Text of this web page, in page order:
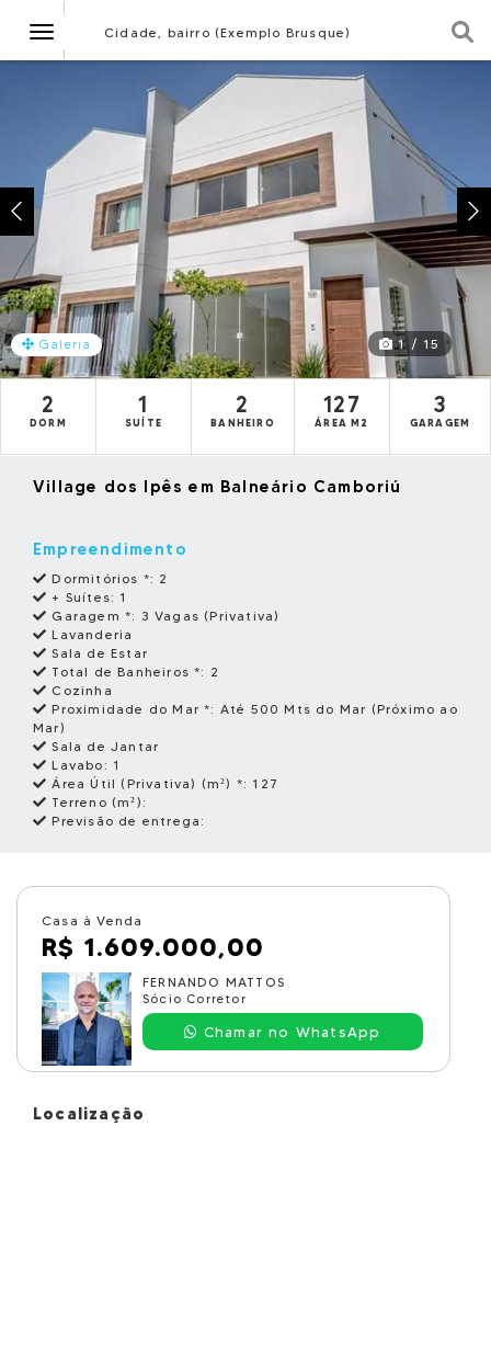
NavegaçãoCidade, bairro (Exemplo Brusque)
Galeria 1 / 15
2
DORM
1
SUÍTE
2
BANHEIRO
127
ÁREA M2
3
GARAGEM
Village dos Ipês em Balneário Camboriú
Empreendimento
Dormitórios *: 2
+ Suítes: 1
Garagem *: 3 Vagas (Privativa)
Lavanderia
Sala de Estar
Total de Banheiros *: 2
Cozinha
Proximidade do Mar *: Até 500 Mts do Mar (Próximo ao
Mar)
Sala de Jantar
Lavabo: 1
Área Útil (Privativa) (m²) *: 127
Terreno (m²):
Previsão de entrega:
Casa à Venda
R$ 1.609.000,00
FERNANDO MATTOS
Sócio Corretor
Chamar no WhatsApp
Localização